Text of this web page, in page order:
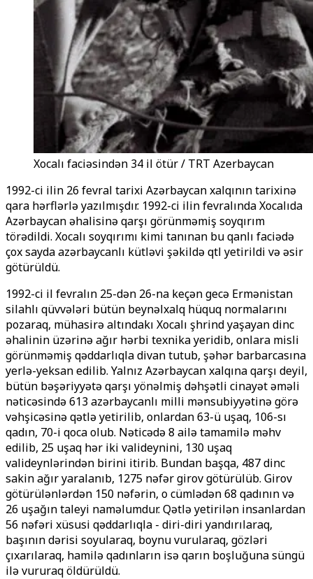
Xocalı faciəsindən 34 il ötür / TRT Azerbaycan
1992-ci ilin 26 fevral tarixi Azərbaycan xalqının tarixinə
qara hərflərlə yazılmışdır. 1992-ci ilin fevralında Xocalıda
Azərbaycan əhalisinə qarşı görünməmiş soyqırım
törədildi. Xocalı soyqırımı kimi tanınan bu qanlı faciədə
çox sayda azərbaycanlı kütləvi şəkildə qәtlә yetirildi və əsir
götürüldü.
1992-ci il fevralın 25-dən 26-na keçən gecə Ermənistan
silahlı qüvvələri bütün beynəlxalq hüquq normalarını
pozaraq, mühasirə altındakı Xocalı şәhәrindә yaşayan dinc
əhalinin üzərinə ağır hərbi texnika yeridib, onlara misli
görünməmiş qəddarlıqla divan tutub, şəhər barbarcasına
yerlə-yeksan edilib. Yalnız Azərbaycan xalqına qarşı deyil,
bütün bəşəriyyətə qarşı yönəlmiş dəhşətli cinayət əməli
nəticəsində 613 azərbaycanlı milli mənsubiyyətinə görə
vəhşicəsinə qətlə yetirilib, onlardan 63-ü uşaq, 106-sı
qadın, 70-i qoca olub. Nəticədə 8 ailə tamamilə məhv
edilib, 25 uşaq hər iki valideynini, 130 uşaq
valideynlərindən birini itirib. Bundan başqa, 487 dinc
sakin ağır yaralanıb, 1275 nəfər girov götürülüb. Girov
götürülənlərdən 150 nəfərin, o cümlədən 68 qadının və
26 uşağın taleyi naməlumdur.Qətlə yetirilən insanlardan
56 nəfəri xüsusi qəddarlıqla - diri-diri yandırılaraq,
başının dərisi soyularaq, boynu vurularaq, gözləri
çıxarılaraq, hamilə qadınların isə qarın boşluğuna süngü
ilə vururaq öldürüldü.